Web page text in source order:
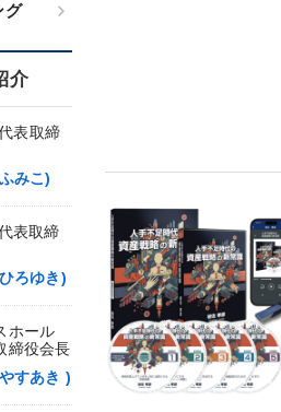
グ
介
表取締
みこ)
表取締
ろゆき)
ホール
締役会長
すあき )